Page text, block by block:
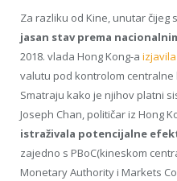
Za razliku od Kine, unutar čijeg
jasan stav prema
2018. vlada Hong Kong-a
valutu pod kontrolom
Smatraju kako je njihov platni
Joseph Chan, političar iz Hong
istraživala potencijalne
zajedno s PBoC(kineskom
Monetary Authority i Markets